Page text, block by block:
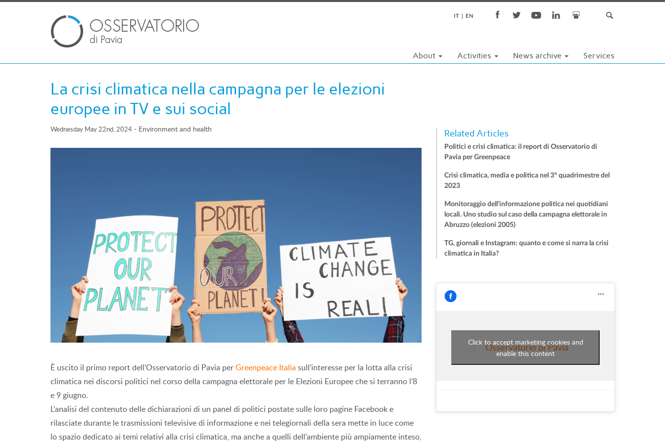
IT EN
About Activities News archive Services
La crisi climatica nella campagna per le elezioni
europee in TV e sui social
Wednesday May 22nd, 2024 - Environment and health
È uscito il primo report dell’Osservatorio di Pavia perGreenpeace Italia sull’interesse per la lotta alla crisi
climatica nei discorsi politici nel corso della campagna elettorale per le Elezioni Europee che si terranno l’8
e 9 giugno.
L’analisi del contenuto delle dichiarazioni di un panel di politici postate sulle loro pagine Facebook e
rilasciate durante le trasmissioni televisive di informazione e nei telegiornali della sera mette in luce come
lo spazio dedicato ai temi relativi alla crisi climatica, ma anche a quelli dell’ambiente più ampiamente inteso,
Related Articles
Politici e crisi climatica: il report di Osservatorio di
Pavia per Greenpeace
Crisi climatica, media e politica nel 3° quadrimestre del
2023
Monitoraggio dell’informazione politica nei quotidiani
locali. Uno studio sul caso della campagna elettorale in
Abruzzo (elezioni 2005)
TG, giornali e Instagram: quanto e come si narra la crisi
climatica in Italia?
Osservatorio di Pavia
Click to accept marketing cookies and
enable this content